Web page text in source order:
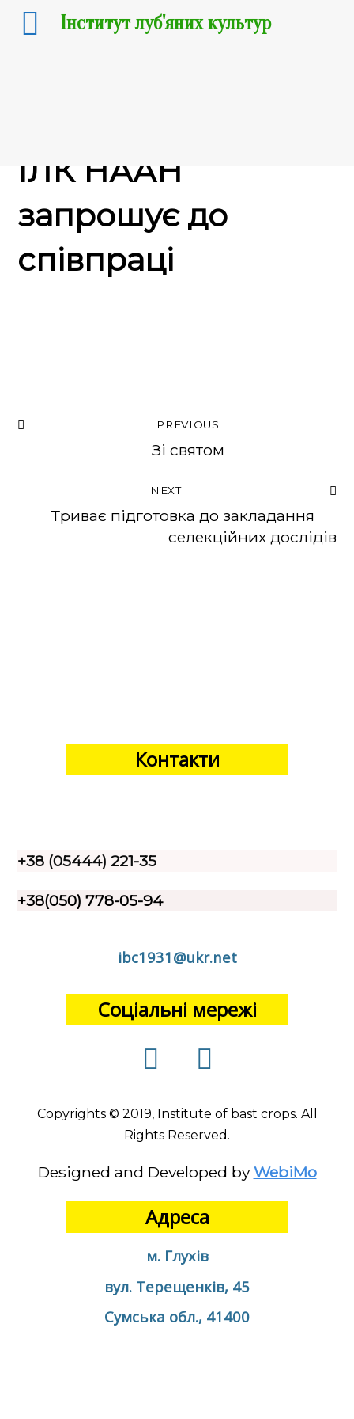
ІЛК НААН
запрошує до
співпраці
PREVIOUS
Зі святом
NEXT
Триває підготовка до закладання
селекційних дослідів
Контакти
+38 (05444) 221-35
+38(050) 778-05-94
ibc1931@ukr.net
Соціальні мережі
Copyrights © 2019, Institute of bast crops. All
Rights Reserved.
Designed and Developed by WebiMo
Адреса
м. Глухів
вул. Терещенків, 45
Сумська обл., 41400
Інститут луб'яних культур